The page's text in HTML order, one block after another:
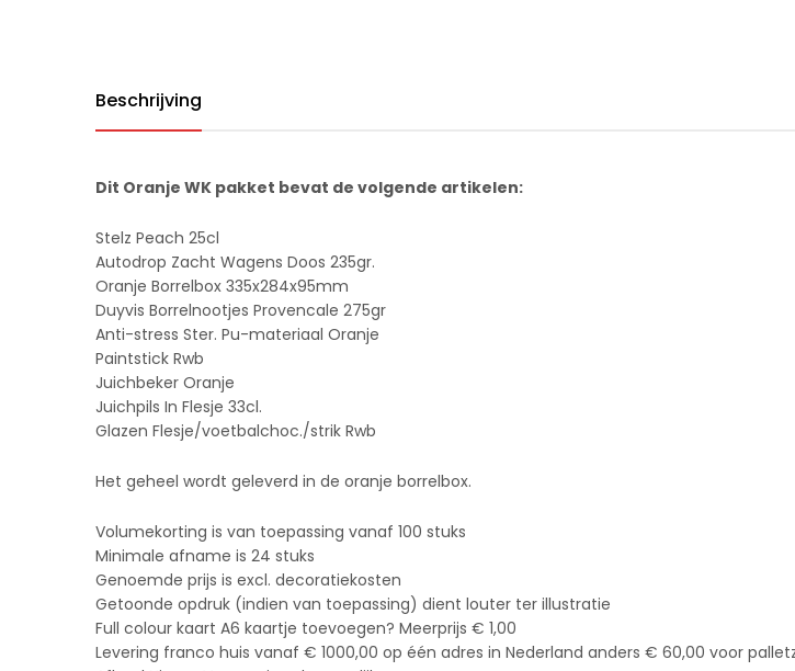
Beschrijving
Dit Oranje WK pakket bevat de volgende artikelen:
Stelz Peach 25cl
Autodrop Zacht Wagens Doos 235gr.
Oranje Borrelbox 335x284x95mm
Duyvis Borrelnootjes Provencale 275gr
Anti-stress Ster. Pu-materiaal Oranje
Paintstick Rwb
Juichbeker Oranje
Juichpils In Flesje 33cl.
Glazen Flesje/voetbalchoc./strik Rwb
Het geheel wordt geleverd in de oranje borrelbox.
Volumekorting is van toepassing vanaf 100 stuks
Minimale afname is 24 stuks
Genoemde prijs is excl. decoratiekosten
Getoonde opdruk (indien van toepassing) dient louter ter illustratie
Full colour kaart A6 kaartje toevoegen? Meerprijs € 1,00
Levering franco huis vanaf € 1000,00 op één adres in Nederland anders € 60,00 voor